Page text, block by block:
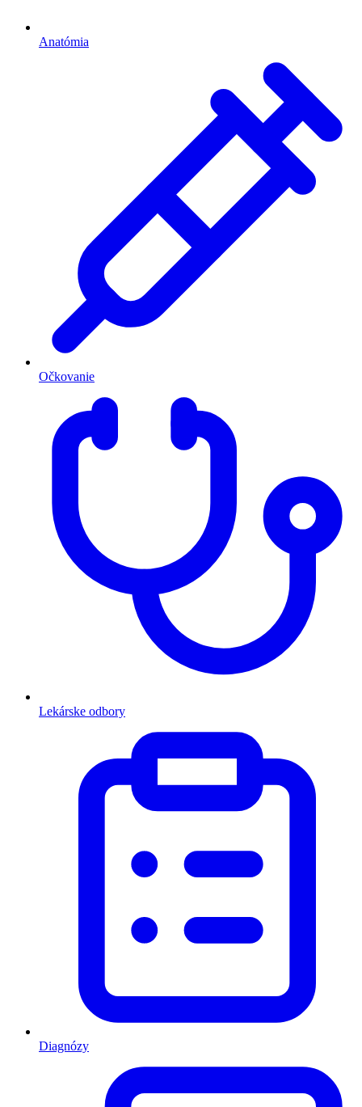
Anatómia
Očkovanie
Lekárske odbory
Diagnózy